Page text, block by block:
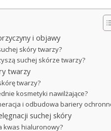
i objawy
skóry twarzy?
suchej skórze twarzy?
twarzy
twarzy?
kosmetyki nawilżające?
i odbudowa bariery
suchej skóry
kwas hialuronowy?